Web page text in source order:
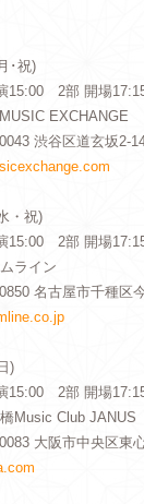
･祝)
15:00 2部 開場
EXCHANGE
渋谷区道玄坂2-
・祝)
15:00 2部 開場
ライン
名古屋市千種区
)
15:00 2部 開場
Music Club JANUS
大阪市中央区東